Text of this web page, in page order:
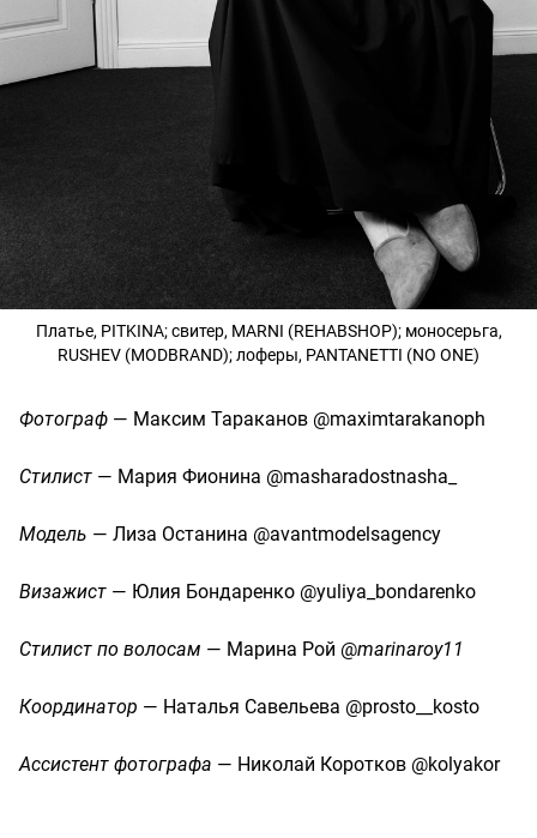
Платье, PITKINA; свитер, MARNI (REHABSHOP); моносерьга,
RUSHEV (MODBRAND); лоферы, PANTANETTI (NO ONE)
Фотограф — Максим Тараканов @maximtarakanoph
Стилист — Мария Фионина @masharadostnasha_
Модель — Лиза Останина @avantmodelsagency
Визажист — Юлия Бондаренко @yuliya_bondarenko
Стилист по волосам — Марина Рой @marinaroy11
Координатор — Наталья Савельева @prosto__kosto
Ассистент фотографа — Николай Коротков @kolyakor